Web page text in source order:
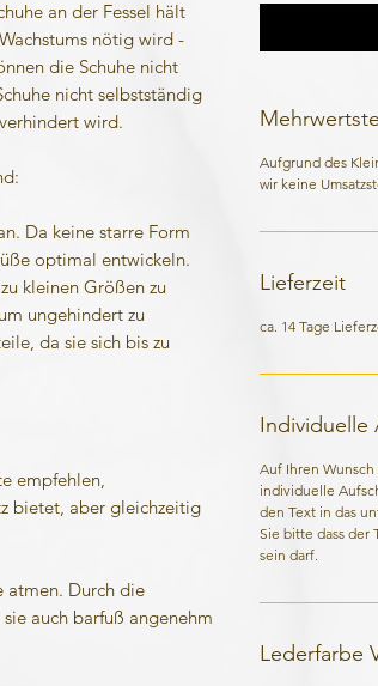
an der Fessel hält
nötig wird -
die Schuhe nicht
nicht selbstständig
wird.
Da keine starre Form
optimal entwickeln.
kleinen Größen zu
ungehindert zu
da sie sich bis zu
empfehlen,
bietet, aber gleichzeitig
atmen. Durch die
auch barfuß angenehm
Aufgrund des
wir keine
Lieferzeit
ca. 14 Tage
Individuelle
Auf Ihren
individuelle
den Text in das
Sie bitte dass der
sein darf.
Lederfarbe